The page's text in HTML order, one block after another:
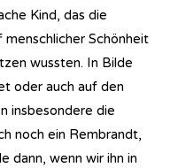
Kind, das die
Schönheit
wussten. In Bilde
oder auch auf den
insbesondere die
noch ein Rembrandt,
dann, wenn wir ihn in